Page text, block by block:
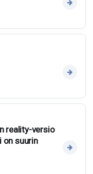
reality-versio
on suurin